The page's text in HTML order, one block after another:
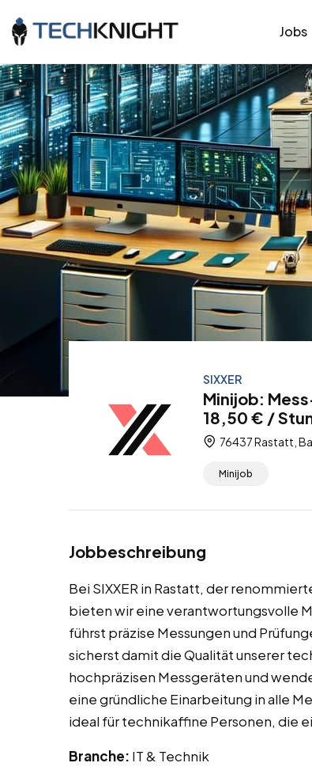
Jobs
SIXXER
Minijob:
18,50 € /
76437 Rastatt,
Minijob
Jobbeschreibung
Bei SIXXER in Rastatt, der
bieten wir eine verantwortungsvolle
führst präzise Messungen und
sicherst damit die Qualität unserer
hochpräzisen Messgeräten und
eine gründliche Einarbeitung in alle
ideal für technikaffine Personen, die
Branche: IT & Technik